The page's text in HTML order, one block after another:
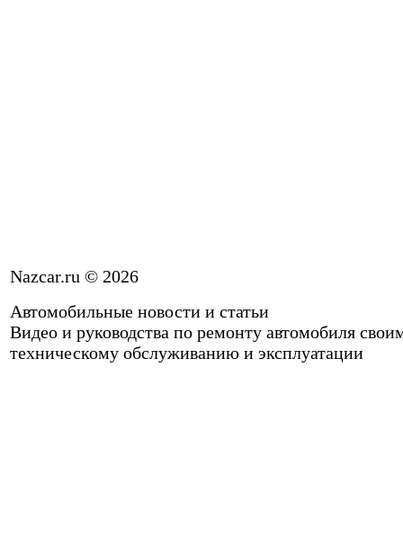
Nazcar.ru © 2026
Автомобильные новости и статьи
Видео и руководства по ремонту автомобиля
техническому обслуживанию и эксплуатации